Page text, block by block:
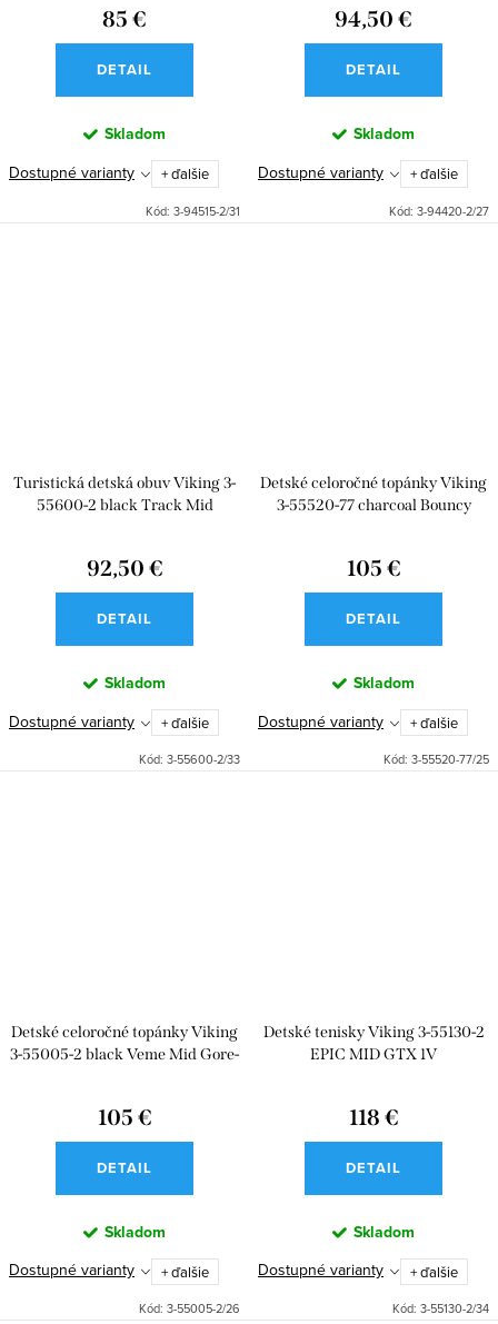
85 €
DETAIL
Skladom
Dostupné varianty + ďalšie
Kód: 3-94515-2/31
94,50 €
DETAIL
Skladom
Dostupné varianty + ďalšie
Kód: 3-94420-2/27
Turistická detská obuv Viking 3-
55600-2 black Track Mid
92,50 €
DETAIL
Skladom
Dostupné varianty + ďalšie
Kód: 3-55600-2/33
Detské celoročné topánky Viking
3-55520-77 charcoal Bouncy
105 €
DETAIL
Skladom
Dostupné varianty + ďalšie
Kód: 3-55520-77/25
Detské celoročné topánky Viking
3-55005-2 black Veme Mid Gore-
105 €
DETAIL
Skladom
Dostupné varianty + ďalšie
Kód: 3-55005-2/26
Detské tenisky Viking 3-55130-2
EPIC MID GTX 1V
118 €
DETAIL
Skladom
Dostupné varianty + ďalšie
Kód: 3-55130-2/34